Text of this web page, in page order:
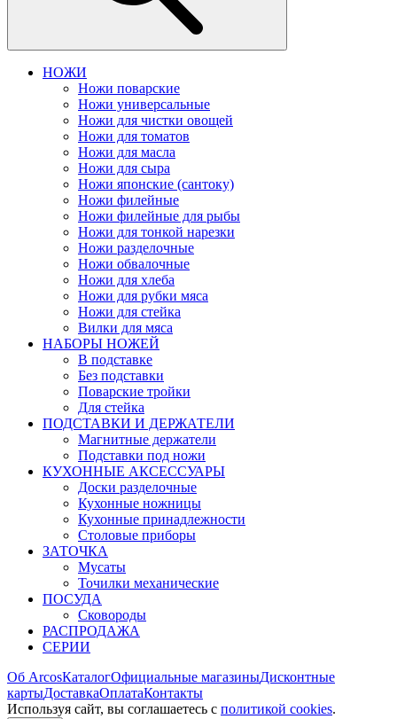
НОЖИ
Ножи поварские
Ножи универсальные
Ножи для чистки овощей
Ножи для томатов
Ножи для масла
Ножи для сыра
Ножи японские (сантоку)
Ножи филейные
Ножи филейные для рыбы
Ножи для тонкой нарезки
Ножи разделочные
Ножи обвалочные
Ножи для хлеба
Ножи для рубки мяса
Ножи для стейка
Вилки для мяса
НАБОРЫ НОЖЕЙ
В подставке
Без подставки
Поварские тройки
Для стейка
ПОДСТАВКИ И ДЕРЖАТЕЛИ
Магнитные держатели
Подставки под ножи
КУХОННЫЕ АКСЕССУАРЫ
Доски разделочные
Кухонные ножницы
Кухонные принадлежности
Столовые приборы
ЗАТОЧКА
Мусаты
Точилки механические
ПОСУДА
Сковороды
РАСПРОДАЖА
СЕРИИ
Об ArcosКаталогОфициальные магазиныДисконтные
картыДоставкаОплатаКонтакты
Используя сайт, вы согла­шаетесь с политикой cookies.